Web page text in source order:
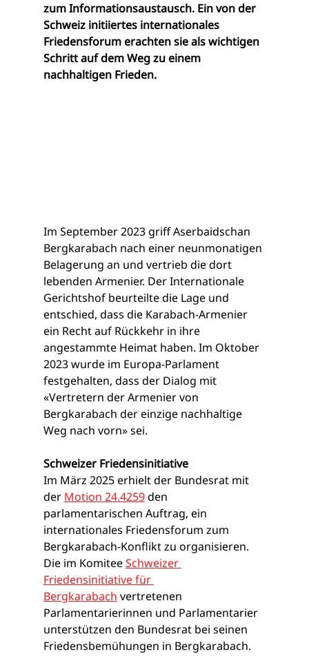
zum Informationsaustausch. Ein von der
Schweiz initiiertes internationales
Friedensforum erachten sie als wichtigen
Schritt auf dem Weg zu einem
nachhaltigen Frieden.
Im September 2023 griff Aserbaidschan
Bergkarabach nach einer neunmonatigen
Belagerung an und vertrieb die dort
lebenden Armenier. Der Internationale
Gerichtshof beurteilte die Lage und
entschied, dass die Karabach-Armenier
ein Recht auf Rückkehr in ihre
angestammte Heimat haben. Im Oktober
2023 wurde im Europa-Parlament
festgehalten, dass der Dialog mit
«Vertretern der Armenier von
Bergkarabach der einzige nachhaltige
Weg nach vorn» sei.
Schweizer Friedensinitiative
Im März 2025 erhielt der Bundesrat mit
der Motion 24.4259 den
parlamentarischen Auftrag, ein
internationales Friedensforum zum
Bergkarabach-Konflikt zu organisieren.
Die im Komitee Schweizer
Friedensinitiative für
Bergkarabach vertretenen
Parlamentarierinnen und Parlamentarier
unterstützen den Bundesrat bei seinen
Friedensbemühungen in Bergkarabach.